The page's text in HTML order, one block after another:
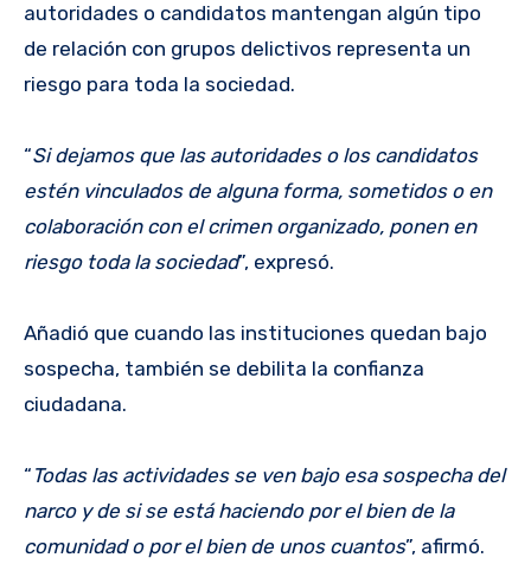
autoridades o candidatos mantengan algún tipo
de relación con grupos delictivos representa un
riesgo para toda la sociedad.
“Si dejamos que las autoridades o los candidatos
estén vinculados de alguna forma, sometidos o en
colaboración con el crimen organizado, ponen en
riesgo toda la sociedad”, expresó.
Añadió que cuando las instituciones quedan bajo
sospecha, también se debilita la confianza
ciudadana.
“ Todas las actividades se ven bajo esa sospecha del
narco y de si se está haciendo por el bien de la
comunidad o por el bien de unos cuantos”, afirmó.